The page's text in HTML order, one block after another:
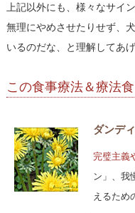
上記以外にも、様々なサイ
無理にやめさせたりせず、
いるのだな、と理解してあげ
この食事療法＆療法
ダンデ
完璧主義
ン」、我
えるため